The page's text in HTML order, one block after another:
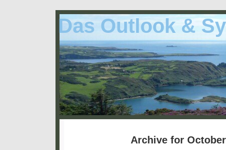
Das Outlook &
Archive for